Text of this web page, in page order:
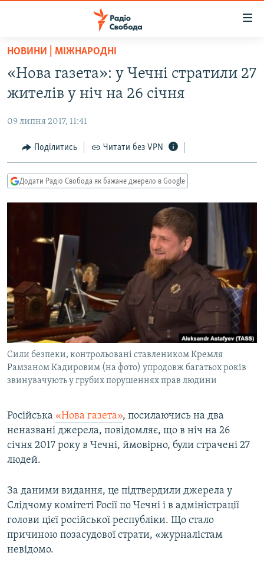
Перейти
основного
матеріалу
до
навігації
Перейти
до
ПОЛІТИКА
ЕКОНОМІКА
КУЛЬТУРА
ВІЙНА
РОСІЙСЬКА «ФІЛЬТРАЦІЯ»
КРИМ.РЕАЛІЇ
ПРИАЗОВ’Я
КИТАЙ.ВИКЛИКИ
МУЛЬТИМЕДІА
ФОТО
СПЕЦПРОЄКТИ
ПОДКАСТИ
УКР
КТАТ
НОВИНИ | МІЖНАРОДНІ
«Нова газета»: у Чечні стратили 27
жителів у ніч на 26 січня
09 липня 2017, 11:41
Поділитись Читати без VPN
Додати Радіо Свобода як бажане джерело в Google
Сили безпеки, контрольовані ставлеником Кремля
Рамзаном Кадировим (на фото) упродовж багатьох років
звинувачують у грубих порушеннях прав людини
Російська «Нова газета», посилаючись на два
неназвані джерела, повідомляє, що в ніч на 26
січня 2017 року в Чечні, ймовірно, були страчені 27
людей.
За даними видання, це підтвердили джерела у
Слідчому комітеті Росії по Чечні і в адміністрації
голови цієї російської республіки. Що стало
причиною позасудової страти, «журналістам
невідомо.